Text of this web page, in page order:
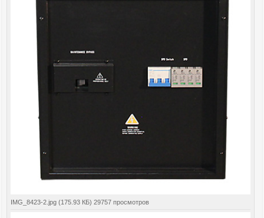
IMG_8423-2.jpg (175.93 КБ) 29757 просмотров